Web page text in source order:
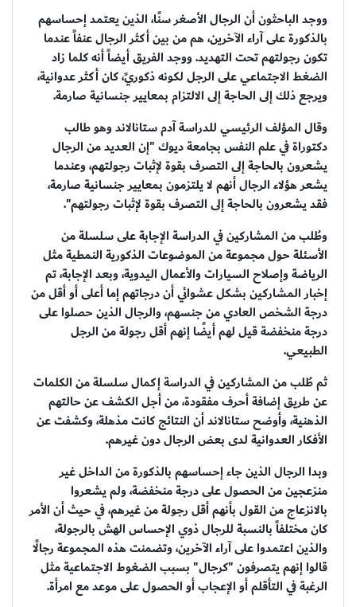
ووجد الباحثون أن الرجال الأصغر سنًا، الذين يعتمد إحساسهم
بالذكورة على آراء الآخرين، هم من بين أكثر الرجال عنفاً عندما
تكون رجولتهم تحت التهديد. ووجد الفريق أيضاً أنه كلما زاد
الضغط الاجتماعي على الرجل لكونه ذكوريً، كان أكثر عدوانية،
ويرجع ذلك إلى الحاجة إلى الالتزام بمعايير جنسانية صارمة.
وقال المؤلف الرئيسي للدراسة آدم ستانالاند وهو طالب
دكتوراة في علم النفس بجامعة ديوك "إن العديد من الرجال
يشعرون بالحاجة إلى التصرف بقوة لإثبات رجولتهم، وعندما
يشعر هؤلاء الرجال أنهم لا يلتزمون بمعايير جنسانية صارمة،
فقد يشعرون بالحاجة إلى التصرف بقوة لإثبات رجولتهم".
وطُلب من المشاركين في الدراسة الإجابة على سلسلة من
الأسئلة حول مجموعة من الموضوعات الذكورية النمطية مثل
الرياضة وإصلاح السيارات والأعمال اليدوية، وبعد الإجابة، تم
إخبار المشاركين بشكل عشوائي أن درجاتهم إما أعلى أو أقل من
درجة الشخص العادي من جنسهم، والرجال الذين حصلوا على
درجة منخفضة قيل لهم أيضًا إنهم أقل رجولة من الرجل
الطبيعي.
ثم طُلب من المشاركين في الدراسة إكمال سلسلة من الكلمات
عن طريق إضافة أحرف مفقودة، من أجل الكشف عن حالتهم
الذهنية، وأوضح ستانالاند أن النتائج كانت مذهلة، وكشفت عن
الأفكار العدوانية لدى بعض الرجال دون غيرهم.
وبدا الرجال الذين جاء إحساسهم بالذكورة من الداخل غير
منزعجين من الحصول على درجة منخفضة، ولم يشعروا
بالانزعاج من القول بأنهم أقل رجولة من غيرهم، في حيث أن الأمر
كان مختلفاً بالنسبة للرجال ذوي الإحساس الهش بالرجولة،
والذين اعتمدوا على آراء الآخرين، وتضمنت هذه المجموعة رجالًا
قالوا إنهم يتصرفون "كرجال" بسبب الضغوط الاجتماعية مثل
الرغبة في التأقلم أو الإعجاب أو الحصول على موعد مع امرأة.